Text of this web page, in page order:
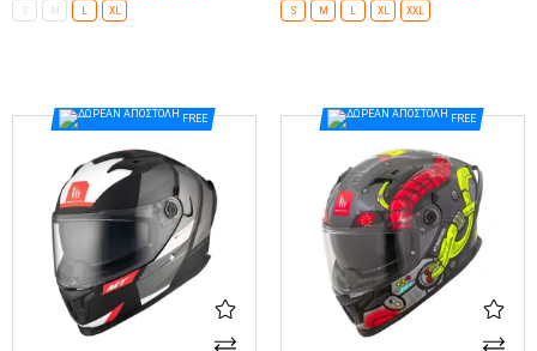
S XL S M XL XXL
FREE FREE